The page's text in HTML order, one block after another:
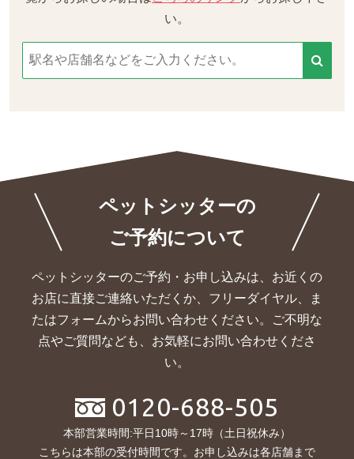
い。
ペットシッターの
ご予約について
ペットシッターのご予約・お申し込みは、お近くの
お店に直接ご連絡いただくか、 フリーダイヤル、ま
たはフォームからお問い合わせください。ご不明な
点やご質問なども、お気軽にお問い合わせくださ
い。
0120-688-505
本部営業時間:平日10時～17時（土日祝休み）
こちらは本部の受付時間です。お申し込みは各店舗まで